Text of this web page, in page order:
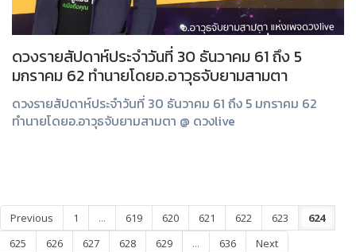
ดวงรายสัปดาห์ประจำวันที่ 30 ธันวาคม 61 ถึง 5
มกราคม 62 ทำนายโดยอ.อาวุธจับยามสามตา
ดวงรายสัปดาห์ประจำวันที่ 30 ธันวาคม 61 ถึง 5 มกราคม 62
ทำนายโดยอ.อาวุธจับยามสามตา @ ดวงlive
Previous 1 ... 619 620 621 622 623
624
625
626 627 628 629 ... 636 Next